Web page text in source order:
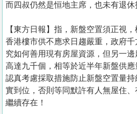
而四叔仍然是恒地主席，也未有退休
【東方日報】指，新盤空置須正視
香港樓市供不應求日趨嚴重，政府
究如何善用現有房屋資源，但另一
高達九千個，相等於近半年新盤供
認真考慮採取措施防止新盤空置量
實到位，否則等同默許有人無屋住
繼續存在！